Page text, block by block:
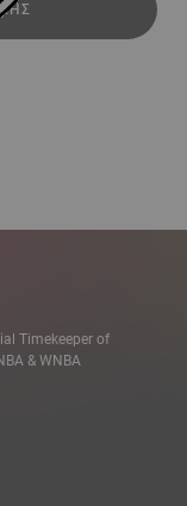
Timekeeper of
& WNBA